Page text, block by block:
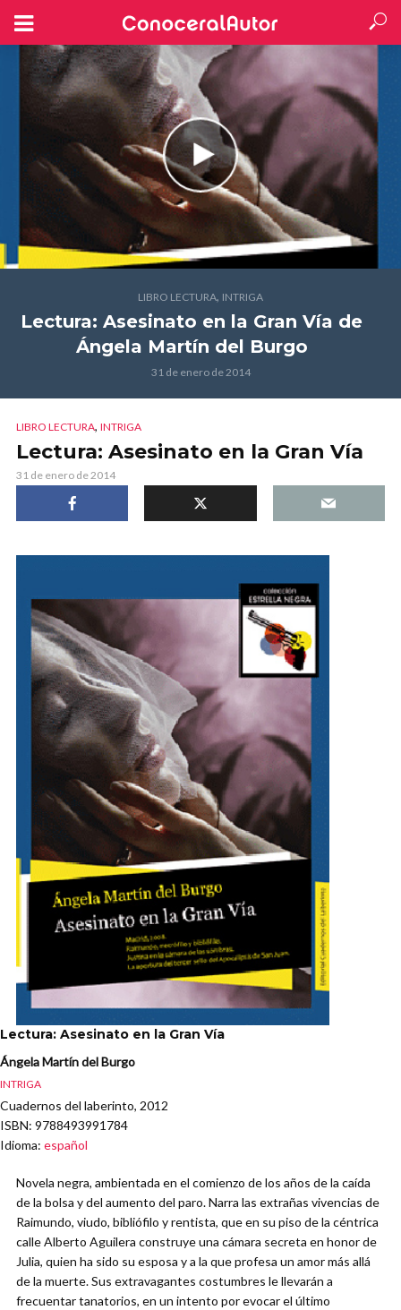
LIBRO LECTURA, INTRIGA
Lectura: Asesinato en la Gran Vía de
Ángela Martín del Burgo
31 de enero de 2014
LIBRO LECTURA, INTRIGA
Lectura: Asesinato en la Gran Vía
31 de enero de 2014
Lectura: Asesinato en la Gran Vía
Ángela Martín del Burgo
INTRIGA
Cuadernos del laberinto, 2012
ISBN: 9788493991784
Idioma: español
Novela negra, ambientada en el comienzo de los años de la caída
de la bolsa y del aumento del paro. Narra las extrañas vivencias de
Raimundo, viudo, bibliófilo y rentista, que en su piso de la céntrica
calle Alberto Aguilera construye una cámara secreta en honor de
Julia, quien ha sido su esposa y a la que profesa un amor más allá
de la muerte. Sus extravagantes costumbres le llevarán a
frecuentar tanatorios, en un intento por evocar el último